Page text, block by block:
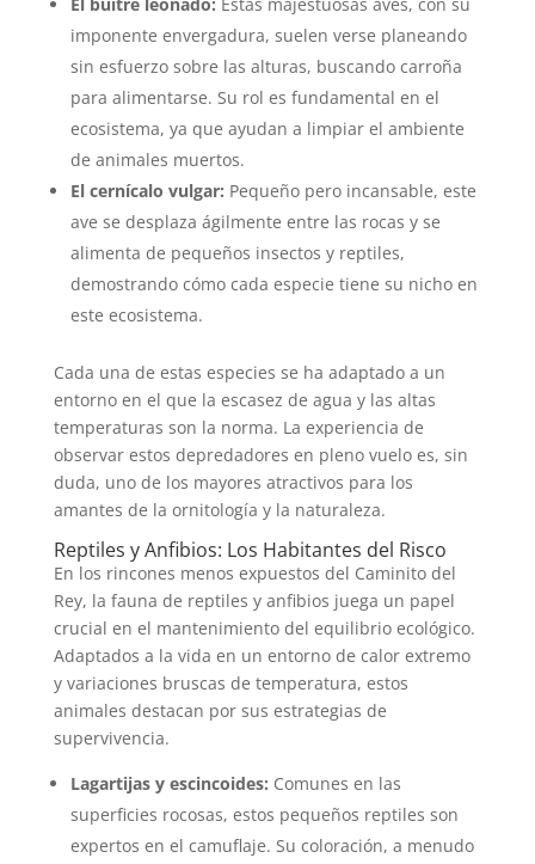
imponente envergadura, suelen verse planeando
sin esfuerzo sobre las alturas, buscando carroña
para alimentarse. Su rol es fundamental en el
ecosistema, ya que ayudan a limpiar el ambiente
de animales muertos.
El cernícalo vulgar: Pequeño pero incansable, este
ave se desplaza ágilmente entre las rocas y se
alimenta de pequeños insectos y reptiles,
demostrando cómo cada especie tiene su nicho en
este ecosistema.
Cada una de estas especies se ha adaptado a un
entorno en el que la escasez de agua y las altas
temperaturas son la norma. La experiencia de
observar estos depredadores en pleno vuelo es, sin
duda, uno de los mayores atractivos para los
amantes de la ornitología y la naturaleza.
Reptiles y Anfibios: Los Habitantes del Risco
En los rincones menos expuestos del Caminito del
Rey, la fauna de reptiles y anfibios juega un papel
crucial en el mantenimiento del equilibrio ecológico.
Adaptados a la vida en un entorno de calor extremo
y variaciones bruscas de temperatura, estos
animales destacan por sus estrategias de
supervivencia.
Lagartijas y escincoides: Comunes en las
superficies rocosas, estos pequeños reptiles son
expertos en el camuflaje. Su coloración, a menudo